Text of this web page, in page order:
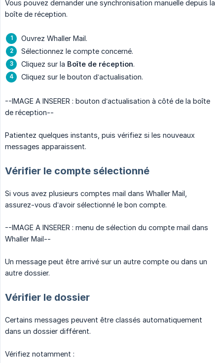
Vous pouvez demander une synchronisation manuelle depuis la
boîte de réception.
Ouvrez Whaller Mail.
Sélectionnez le compte concerné.
Cliquez sur la Boîte de réception.
Cliquez sur le bouton d’actualisation.
--IMAGE A INSERER : bouton d’actualisation à côté de la boîte
de réception--
Patientez quelques instants, puis vérifiez si les nouveaux
messages apparaissent.
Vérifier le compte sélectionné
Si vous avez plusieurs comptes mail dans Whaller Mail,
assurez-vous d’avoir sélectionné le bon compte.
--IMAGE A INSERER : menu de sélection du compte mail dans
Whaller Mail--
Un message peut être arrivé sur un autre compte ou dans un
autre dossier.
Vérifier le dossier
Certains messages peuvent être classés automatiquement
dans un dossier différent.
Vérifiez notamment :